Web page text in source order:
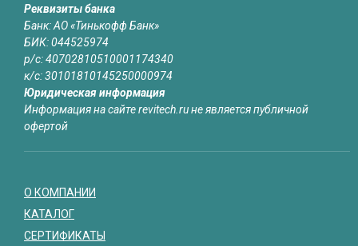
Реквизиты банка
Банк: АО «Тинькофф Банк»
БИК: 044525974
р/с: 40702810510001174340
к/с: 30101810145250000974
Юридическая информация
Информация на сайте revitech.ru не является публичной
офертой
О КОМПАНИИ
КАТАЛОГ
СЕРТИФИКАТЫ